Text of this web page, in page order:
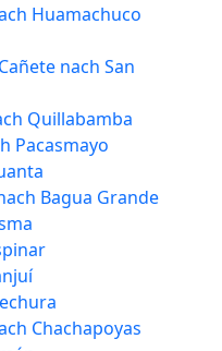
Huamachuco
nach San
Quillabamba
Pacasmayo
Bagua Grande
Chachapoyas